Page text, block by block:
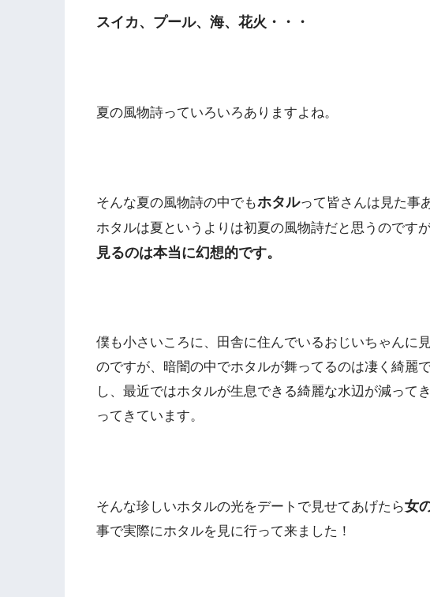
スイカ、プール、海、花火・・・
夏の風物詩っていろいろありますよね。
そんな夏の風物詩の中でもホタルって皆さんは見た事
ホタルは夏というよりは初夏の風物詩だと思うのですが
見るのは本当に幻想的です。
僕も小さいころに、田舎に住んでいるおじいちゃんに
のですが、暗闇の中でホタルが舞ってるのは凄く綺麗
し、最近ではホタルが生息できる綺麗な水辺が減って
ってきています。
そんな珍しいホタルの光をデートで見せてあげたら女
事で実際にホタルを見に行って来ました！